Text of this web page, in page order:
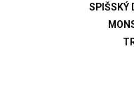
SPIŠSKÝ